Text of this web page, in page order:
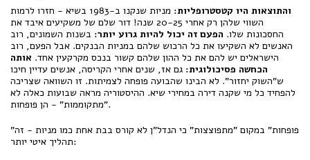
והתוצאות היו קטסטרופליות:
מניות שנקנו ב-1983 בשיא - חזרו לרמות
השווי שלהן רק אחרי 20-25 שנה! דור שלם של משקיעים איבד את
החסכונות שלו. הפעם זה יכול להיות גרוע יותר: בשנות השמונים, רוב
האנשים לא השקיעו את כל הרכוש שלהם במניות הבנקים. אבל הפעם, רוב
הישראלים יש להם את כל ההון שלהם קשור בנכס מקרקעין אחד. אותה
הכחשה פסיכולוגית: גם אז, שנים אחרי הקריסה, אנשים עדיין חיכו
ש"השוק יחזור". לא הבינו שהבועה פופחה לצמיתות. זו השוואה שצריכה
להפחיד כל מי שקנה דירה במחירי שיא. ההיסטוריה מראה שבועות כאלה לא
"מתקוממות" - הן פופחות.
"פופחות" במקום "מתפוצצות" כי הנדל"ן לא קורס בבת אחת כמו מניות - זה
תהליך איטי יותר: